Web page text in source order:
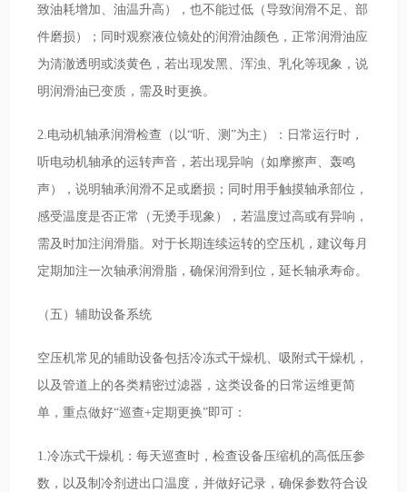
致油耗增加、油温升高），也不能过低（导致润滑不足、部
件磨损）；同时观察液位镜处的润滑油颜色，正常润滑油应
为清澈透明或淡黄色，若出现发黑、浑浊、乳化等现象，说
明润滑油已变质，需及时更换。
2.电动机轴承润滑检查（以“听、测”为主）：日常运行时，
听电动机轴承的运转声音，若出现异响（如摩擦声、轰鸣
声），说明轴承润滑不足或磨损；同时用手触摸轴承部位，
感受温度是否正常（无烫手现象），若温度过高或有异响，
需及时加注润滑脂。对于长期连续运转的空压机，建议每月
定期加注一次轴承润滑脂，确保润滑到位，延长轴承寿命。
（五）辅助设备系统
空压机常见的辅助设备包括冷冻式干燥机、吸附式干燥机，
以及管道上的各类精密过滤器，这类设备的日常运维更简
单，重点做好“巡查+定期更换”即可：
1.冷冻式干燥机：每天巡查时，检查设备压缩机的高低压参
数，以及制冷剂进出口温度，并做好记录，确保参数符合设